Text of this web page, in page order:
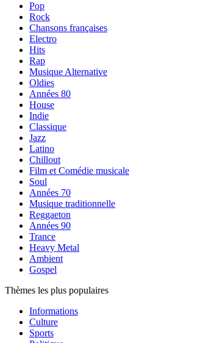
Pop
Rock
Chansons françaises
Electro
Hits
Rap
Musique Alternative
Oldies
Années 80
House
Indie
Classique
Jazz
Latino
Chillout
Film et Comédie musicale
Soul
Années 70
Musique traditionnelle
Reggaeton
Années 90
Trance
Heavy Metal
Ambient
Gospel
Thèmes les plus populaires
Informations
Culture
Sports